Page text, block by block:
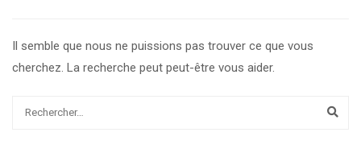
Il semble que nous ne puissions pas trouver ce que vous
cherchez. La recherche peut peut-être vous aider.